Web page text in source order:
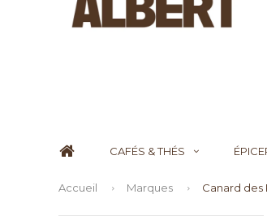
CAFÉS & THÉS
Accueil Marques Canard des